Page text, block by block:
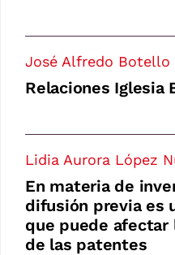
José Alfredo Botello
Relaciones Iglesia
Lidia Aurora López
En materia de
difusión previa es
que puede afectar
de las patentes